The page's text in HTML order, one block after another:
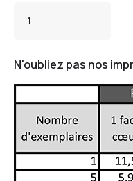
N'oubliez pas nos